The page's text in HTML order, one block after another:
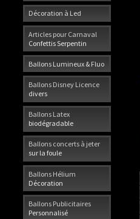
Décoration à Led
Articles pour Carnaval
Confettis Serpentin
Ballons Lumineux & Fluo
Ballons Disney Licence
divers
Ballons Latex
biodégradable
Ballons concerts à jeter
sur la foule
Ballons Hélium
Décoration
Ballons Publicitaires
Personnalisé